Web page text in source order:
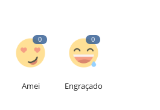
0
Amei
0
Engraçado